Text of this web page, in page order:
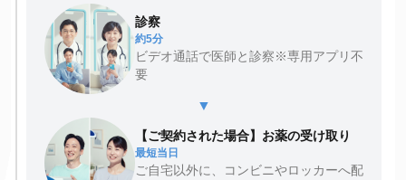
診察
約5分
ビデオ通話で医師と診察※専用アプリ不
要
▼
【ご契約された場合】お薬の受け取り
最短当日
ご自宅以外に、コンビニやロッカーへ配